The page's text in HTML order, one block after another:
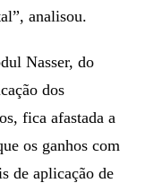
analisou.
Nasser, do
dos
fica afastada a
os ganhos com
de aplicação de